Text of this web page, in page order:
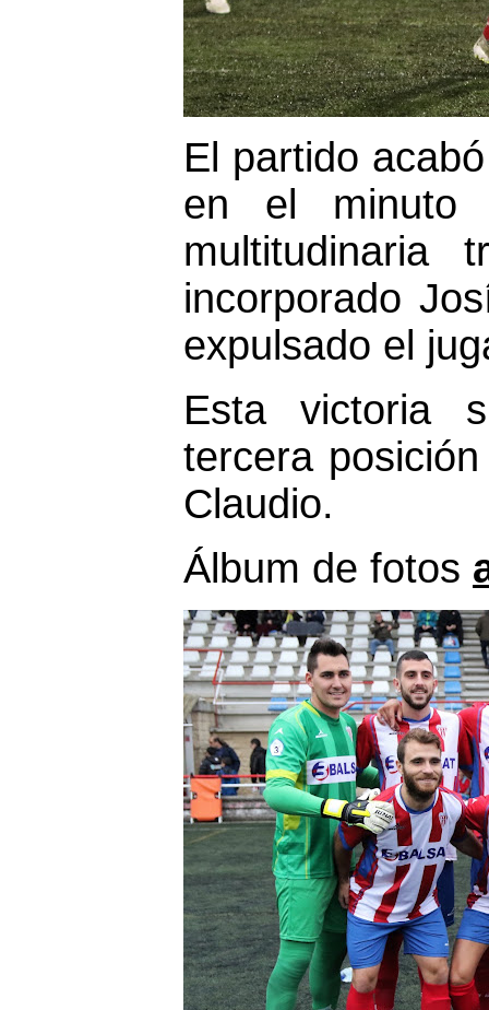
El partido
en el minuto
multitudinaria
incorporado
expulsado el
Esta victoria
tercera
Claudio.
Álbum de fotos